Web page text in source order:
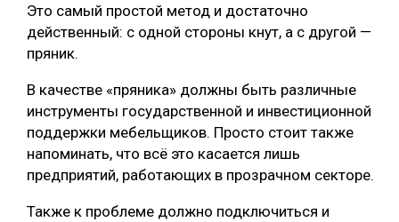
Это самый простой метод и достаточно
действенный: с одной стороны кнут, а с другой —
пряник.
В качестве «пряника» должны быть различные
инструменты государственной и инвестиционной
поддержки мебельщиков. Просто стоит также
напоминать, что всё это касается лишь
предприятий, работающих в прозрачном секторе.
Также к проблеме должно подключиться и